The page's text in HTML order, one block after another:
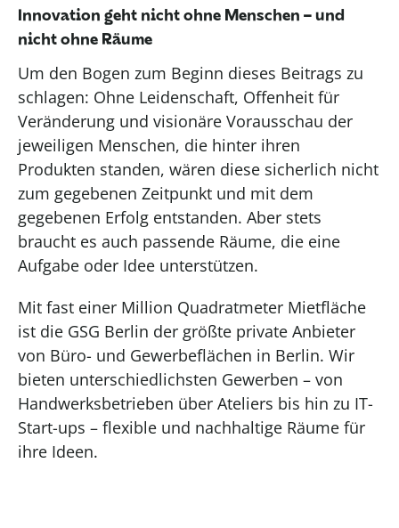
Innovation geht nicht ohne Menschen – und
nicht ohne Räume
Um den Bogen zum Beginn dieses Beitrags zu
schlagen: Ohne Leidenschaft, Offenheit für
Veränderung und visionäre Vorausschau der
jeweiligen Menschen, die hinter ihren
Produkten standen, wären diese sicherlich nicht
zum gegebenen Zeitpunkt und mit dem
gegebenen Erfolg entstanden. Aber stets
braucht es auch passende Räume, die eine
Aufgabe oder Idee unterstützen.
Mit fast einer Million Quadratmeter Mietfläche
ist die GSG Berlin der größte private Anbieter
von Büro- und Gewerbeflächen in Berlin. Wir
bieten unterschiedlichsten Gewerben – von
Handwerksbetrieben über Ateliers bis hin zu IT-
Start-ups – flexible und nachhaltige Räume für
ihre Ideen.